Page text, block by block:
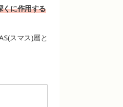
くに作用する
スマス)層と